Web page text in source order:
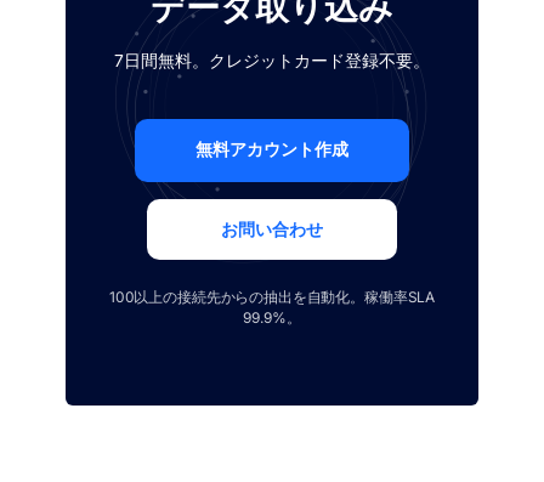
7日間無料。クレジットカード登録不要。
無料アカウント作成
お問い合わせ
100以上の接続先からの抽出を自動化。稼働率SLA
99.9%。